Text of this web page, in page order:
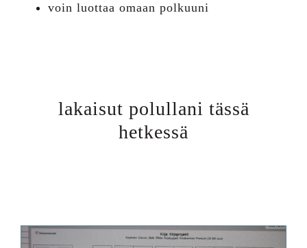
voin luottaa omaan polkuuni
lakaisut polullani tässä
hetkessä